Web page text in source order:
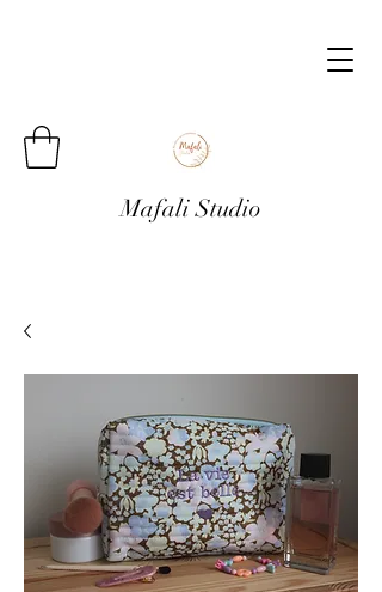
Mafali Studio